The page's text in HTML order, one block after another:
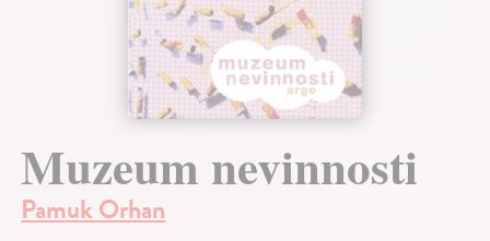
Muzeum nevinnosti
Pamuk Orhan